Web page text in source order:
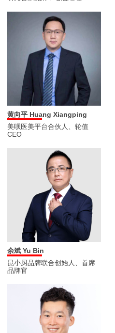
黄向平 Huang Xiangping
美呗医美平台合伙人、轮值
CEO
余斌 Yu Bin
昆小厨品牌联合创始人、首席
品牌官